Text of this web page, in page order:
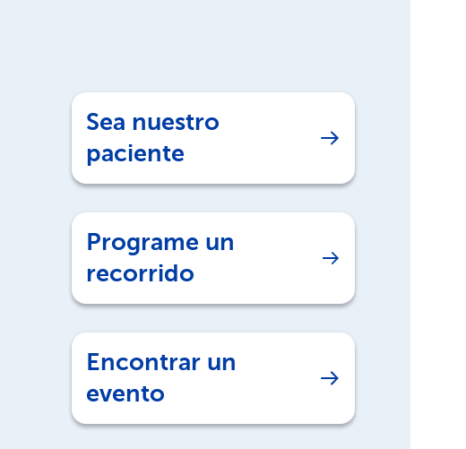
Sea nuestro
paciente
Programe un
recorrido
Encontrar un
evento